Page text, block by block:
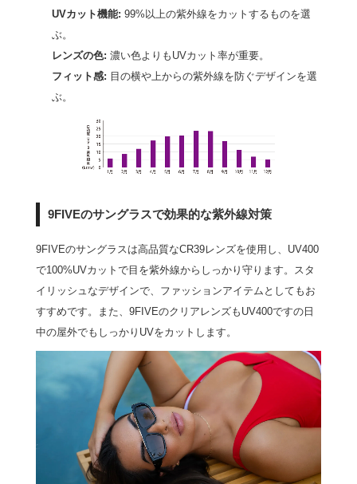
UVカット機能: 99%以上の紫外線をカットするものを選
ぶ。
レンズの色: 濃い色よりもUVカット率が重要。
フィット感: 目の横や上からの紫外線を防ぐデザインを選
ぶ。
9FIVEのサングラスで効果的な紫外線対策
9FIVEのサングラスは高品質なCR39レンズを使用し、UV400
で100%UVカットで目を紫外線からしっかり守ります。スタ
イリッシュなデザインで、ファッションアイテムとしてもお
すすめです。また、9FIVEのクリアレンズもUV400ですの日
中の屋外でもしっかりUVをカットします。